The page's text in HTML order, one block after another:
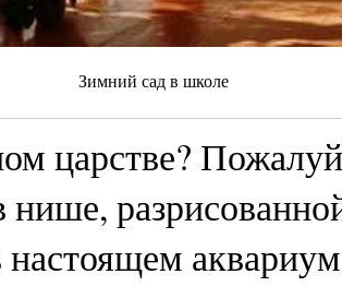
Зимний сад в школе
царстве?